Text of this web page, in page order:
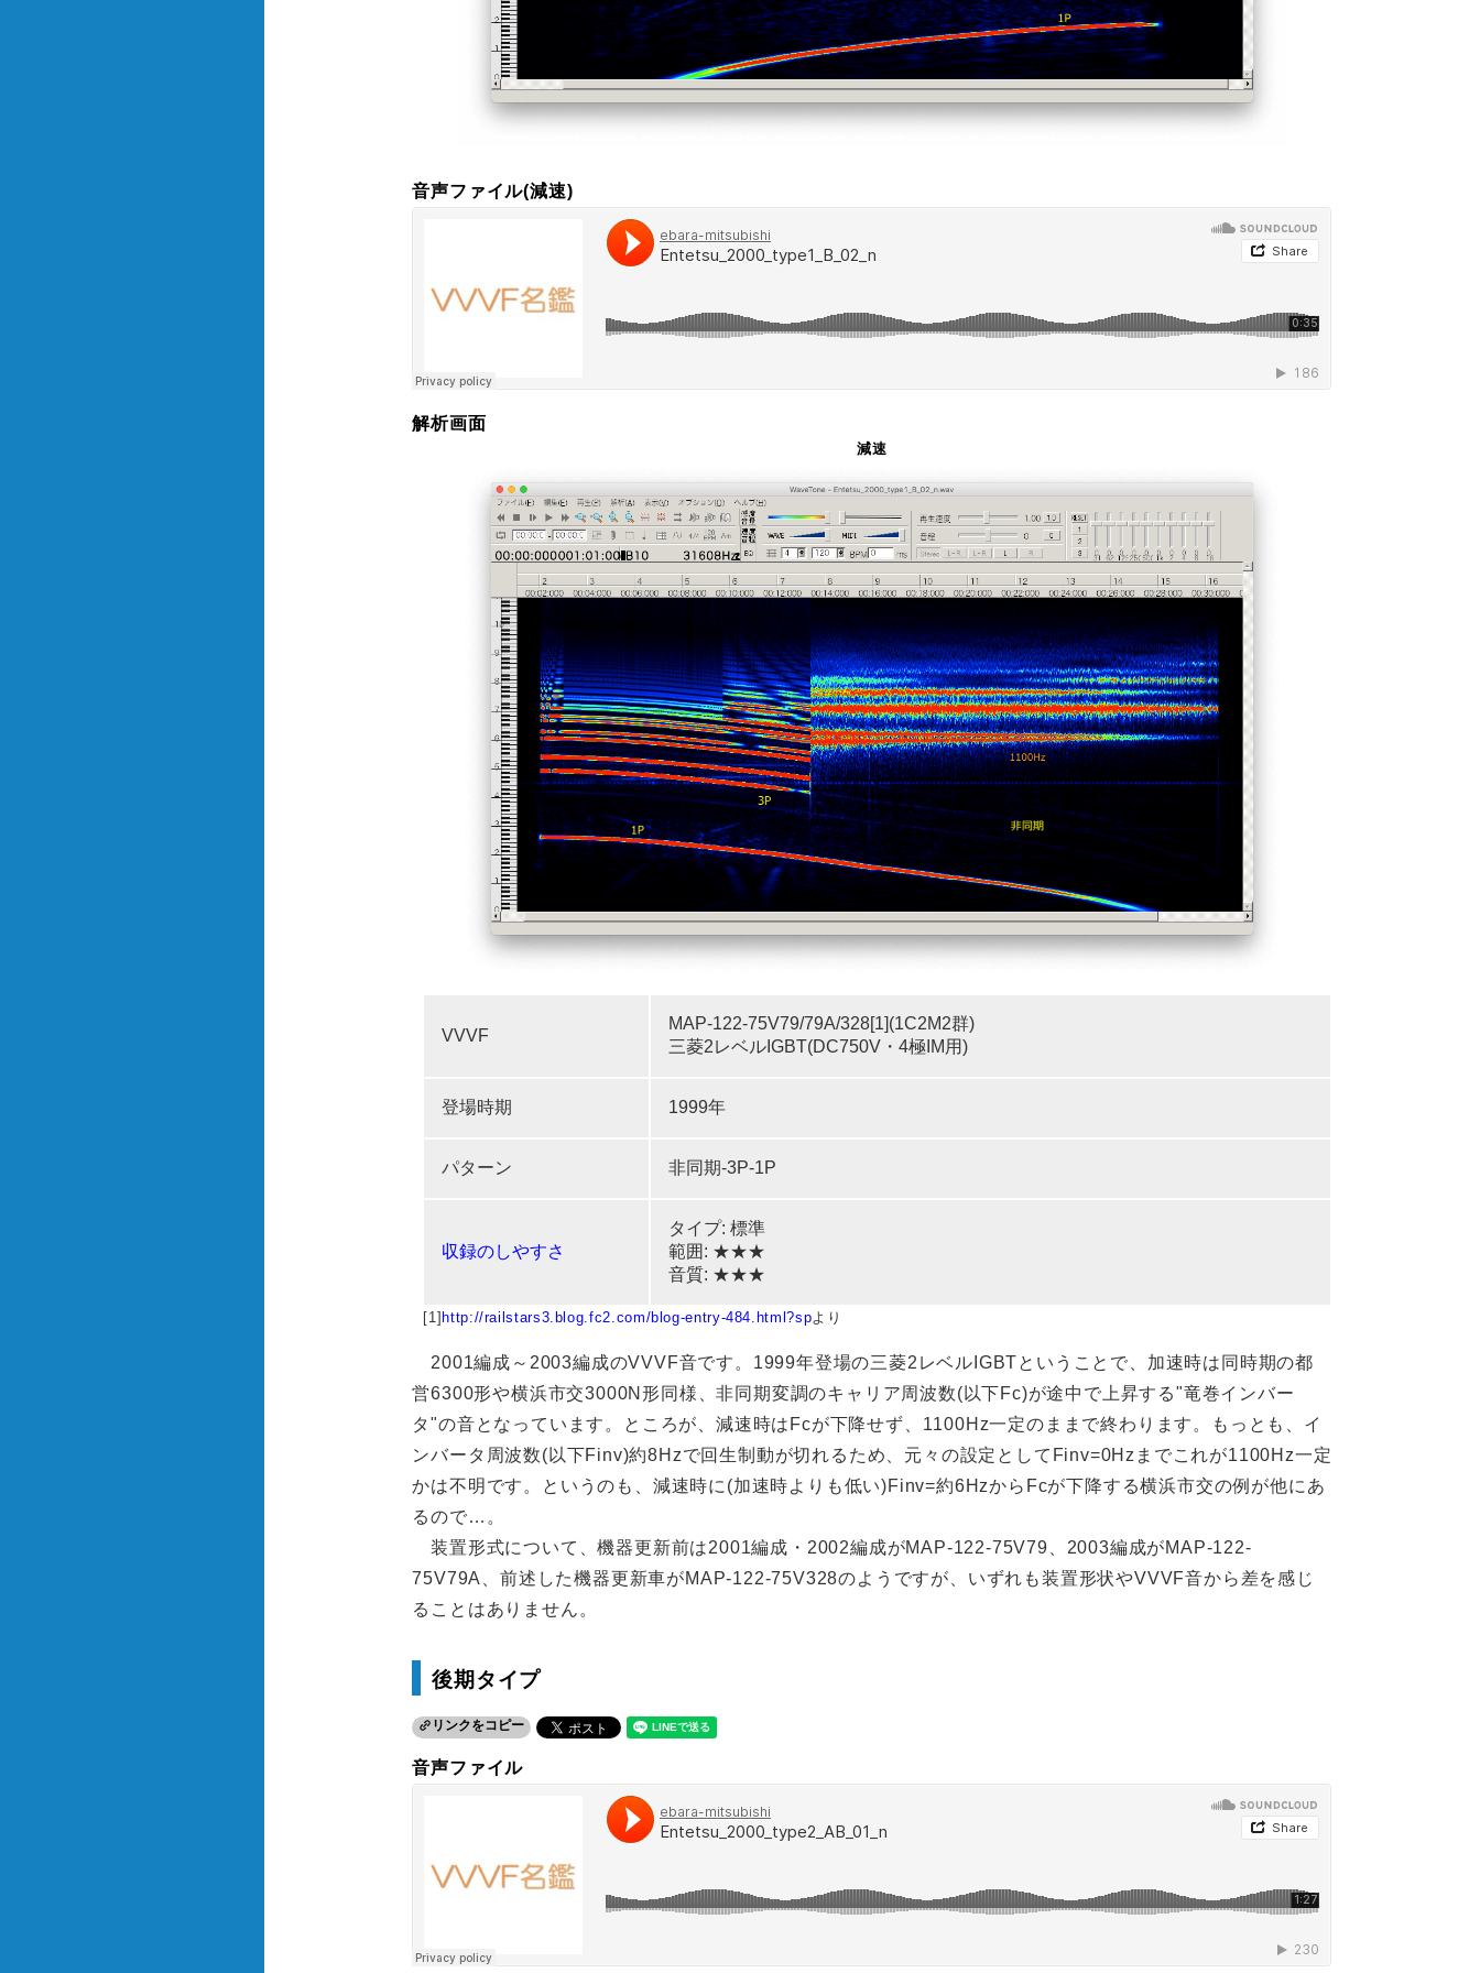
音声ファイル(減速)
解析画面
減速
VVVF
MAP-122-75V79/79A/328[1](1C2M2群)
三菱2レベルIGBT(DC750V・4極IM用)
登場時期 1999年
パターン 非同期-3P-1P
収録のしやすさ
タイプ: 標準
範囲: ★★★
音質: ★★★
[1] http://railstars3.blog.fc2.com/blog-entry-484.html?spより
2001編成～2003編成のVVVF音です。1999年登場の三菱2レベルIGBTということで、加速時は同時期の都
営6300形や横浜市交3000N形同様、非同期変調のキャリア周波数(以下Fc)が途中で上昇する"竜巻インバー
タ"の音となっています。ところが、減速時はFcが下降せず、1100Hz一定のままで終わります。もっとも、イ
ンバータ周波数(以下Finv)約8Hzで回生制動が切れるため、元々の設定としてFinv=0Hzまでこれが1100Hz一定
かは不明です。というのも、減速時に(加速時よりも低い)Finv=約6HzからFcが下降する横浜市交の例が他にあ
るので…。
装置形式について、機器更新前は2001編成・2002編成がMAP-122-75V79、2003編成がMAP-122-
75V79A、前述した機器更新車がMAP-122-75V328のようですが、いずれも装置形状やVVVF音から差を感じ
ることはありません。
後期タイプ
リンクをコピー
音声ファイル